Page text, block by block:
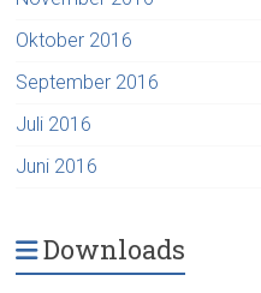
Oktober 2016
September 2016
Juli 2016
Juni 2016
Downloads